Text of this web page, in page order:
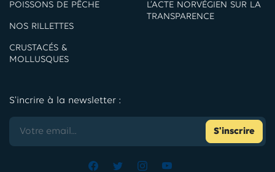
POISSONS DE PÊCHE
NOS RILLETTES
CRUSTACÉS &
MOLLUSQUES
L’ACTE NORVÉGIEN SUR LA
TRANSPARENCE
S'incrire à la newsletter :
S'inscrire